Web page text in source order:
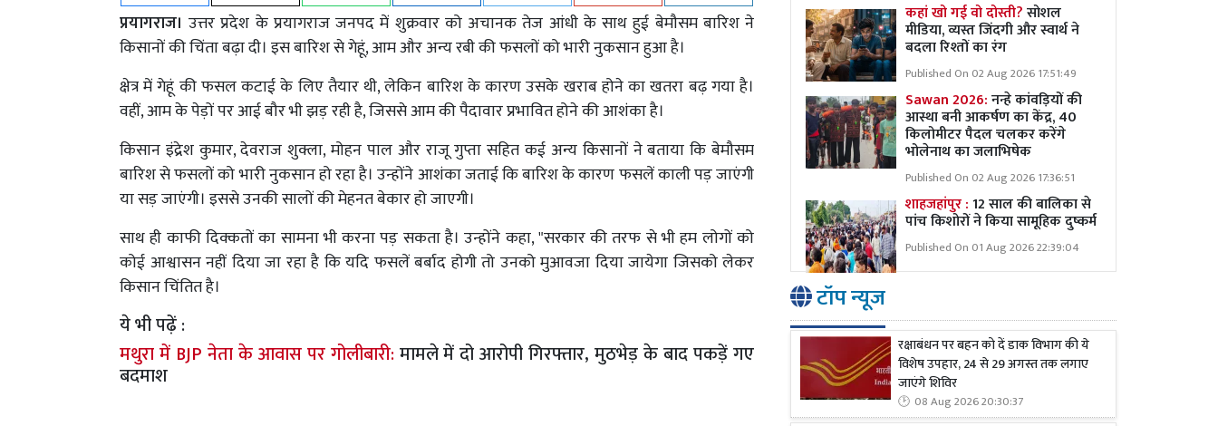
प्रयागराज।उत्तर प्रदेश के प्रयागराज जनपद में शुक्रवार को अचानक तेज आंधी के साथ हुई बेमौसम बारिश ने
किसानों की चिंता बढ़ा दी। इस बारिश से गेहूं, आम और अन्य रबी की फसलों को भारी नुकसान हुआ है।
क्षेत्र में गेहूं की फसल कटाई के लिए तैयार थी, लेकिन बारिश के कारण उसके खराब होने का खतरा बढ़ गया है।
वहीं, आम के पेड़ों पर आई बौर भी झड़ रही है, जिससे आम की पैदावार प्रभावित होने की आशंका है।
किसान इंद्रेश कुमार, देवराज शुक्ला, मोहन पाल और राजू गुप्ता सहित कई अन्य किसानों ने बताया कि बेमौसम
बारिश से फसलों को भारी नुकसान हो रहा है। उन्होंने आशंका जताई कि बारिश के कारण फसलें काली पड़ जाएंगी
या सड़ जाएंगी। इससे उनकी सालों की मेहनत बेकार हो जाएगी।
साथ ही काफी दिक्कतों का सामना भी करना पड़ सकता है। उन्होंने कहा, "सरकार की तरफ से भी हम लोगों को
कोई आश्वासन नहीं दिया जा रहा है कि यदि फसलें बर्बाद होगी तो उनको मुआवजा दिया जायेगा जिसको लेकर
किसान चिंतित है।
ये भी पढ़ें :
मथुरा में BJP नेता के आवास पर गोलीबारी:मामले में दो आरोपी गिरफ्तार, मुठभेड़ के बाद पकड़ें गए
बदमाश
कहां खो गई वो दोस्ती?सोशल
मीडिया, व्यस्त जिंदगी और स्वार्थ ने
बदला रिश्तों का रंग
Published On 02 Aug 2026 17:51:49
Sawan 2026:नन्हे कांवड़ियों की
आस्था बनी आकर्षण का केंद्र, 40
किलोमीटर पैदल चलकर करेंगे
भोलेनाथ का जलाभिषेक
Published On 02 Aug 2026 17:36:51
शाहजहांपुर :12 साल की बालिका से
पांच किशोरों ने किया सामूहिक दुष्कर्म
Published On 01 Aug 2026 22:39:04
टॉप न्यूज
रक्षाबंधन पर बहन को दें डाक विभाग की ये
विशेष उपहार, 24 से 29 अगस्त तक लगाए
जाएंगे शिविर
08 Aug 2026 20:30:37